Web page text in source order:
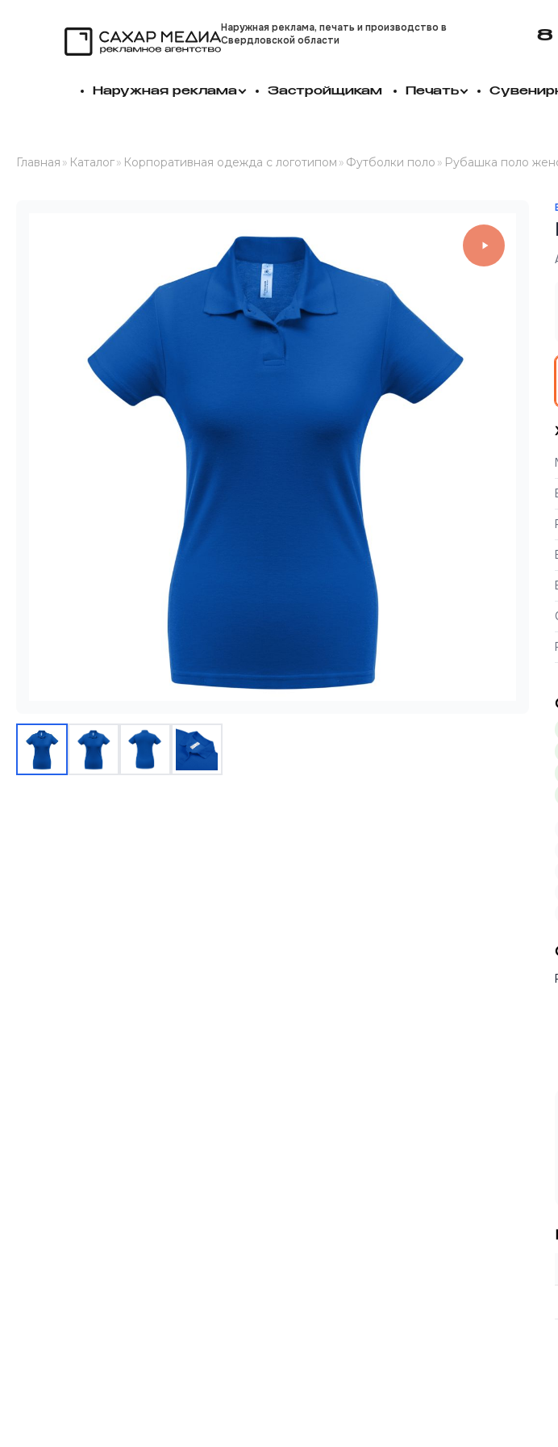
Наружная реклама, печать и производство в
Свердловской области
8
Наружная реклама Застройщикам Печать
Главная » Каталог» Корпоративная одежда с логотипом » Футболки поло » Рубашка поло